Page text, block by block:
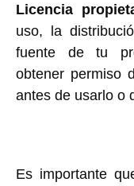
Licencia
uso, la
fuente de tu
obtener permiso
antes de usarlo o
Es importante